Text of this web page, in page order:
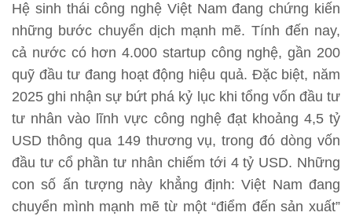
Hệ sinh thái công nghệ Việt Nam đang chứng kiến
những bước chuyển dịch mạnh mẽ. Tính đến nay,
cả nước có hơn 4.000 startup công nghệ, gần 200
quỹ đầu tư đang hoạt động hiệu quả. Đặc biệt, năm
2025 ghi nhận sự bứt phá kỷ lục khi tổng vốn đầu tư
tư nhân vào lĩnh vực công nghệ đạt khoảng 4,5 tỷ
USD thông qua 149 thương vụ, trong đó dòng vốn
đầu tư cổ phần tư nhân chiếm tới 4 tỷ USD. Những
con số ấn tượng này khẳng định: Việt Nam đang
chuyển mình mạnh mẽ từ một “điểm đến sản xuất”